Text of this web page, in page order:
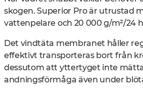
skogen. Superior Pro är utrustad
vattenpelare och 20 000 g/m²/24
Det vindtäta membranet håller
effektivt transporteras bort från
dessutom att yttertyget inte
andningsförmåga även under